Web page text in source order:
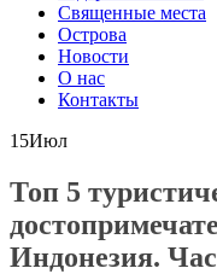
Священные места
Острова
Новости
О нас
Контакты
15Июл
Топ 5
Индонезия.